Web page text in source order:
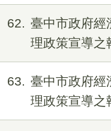
62
臺中市政府經
理政策宣導之
63
臺中市政府經
理政策宣導之